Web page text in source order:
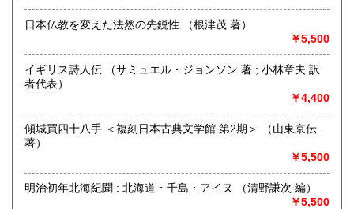
京都・寺町二条に店舗を構える古書店です（令和2年6月に河
原町六角から移転しました）。木版画の図案本・浮世絵・古
典籍などを扱っております。一般書籍もございますが、「日
本の古本屋」からご覧になった本は、ご来店の前にあらかじ
めメールにて有無をお問い合わせいただくとスムーズです(店
頭に無い場合がございます)。
Akao Shobundo Bookshop at Kyoto city, Japan
https://shobundo.shop-pro.jp/
日本仏教を変えた法然の先鋭性 （根津茂 著）
￥5,500
イギリス詩人伝 （サミュエル・ジョンソン 著 ; 小林章夫 訳
者代表）
￥4,400
傾城買四十八手 ＜複刻日本古典文学館 第2期＞ （山東京伝
著）
￥5,500
明治初年北海紀聞 : 北海道・千島・アイヌ （清野謙次 編）
￥5,500